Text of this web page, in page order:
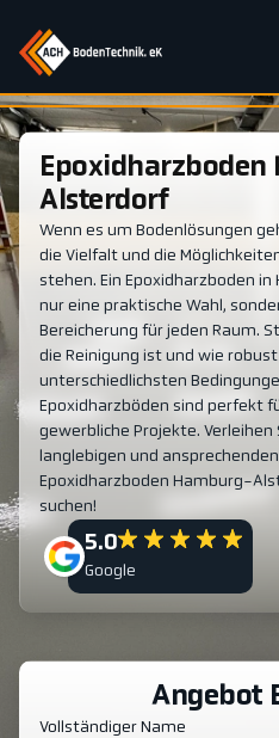
Epoxidharzboden Hamburg-
Alsterdorf
Wenn es um Bodenlösungen
die Vielfalt und die
stehen. Ein Epoxidharzboden
nur eine praktische Wahl,
Bereicherung für jeden Raum.
die Reinigung ist und wie
unterschiedlichsten
Epoxidharzböden sind perfekt
gewerbliche Projekte.
langlebigen und
Epoxidharzboden Hamburg-
suchen!
5.0
Google
Angebot
Vollständiger Name